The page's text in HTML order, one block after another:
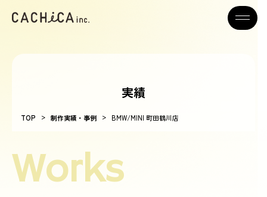
実績
TOP > 制作実績・事例 > BMW/MINI 町田鶴川店
Works